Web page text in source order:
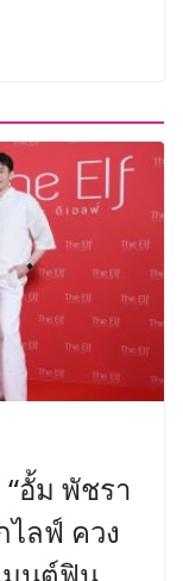
อั้ม พัชรา
ไลฟ์ ควง